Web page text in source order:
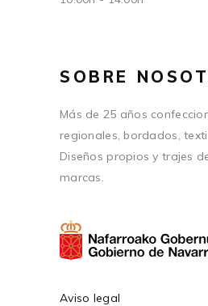
SOBRE
Más de 25 años
regionales, bordados,
Diseños propios y trajes
marcas.
Aviso legal